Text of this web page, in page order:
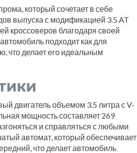
который сочетает в себе
выпуска с модификацией 3.5 AT
кроссоверов благодаря своей
подходит как для
что делает его идеальным
двигатель объемом 3.5 литра с V-
мощность составляет 269
и справляться с любыми
автомат, который обеспечивает
что делает автомобиль